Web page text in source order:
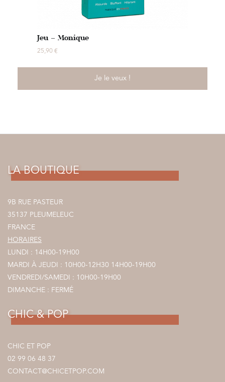
Jeu – Monique
25,90 €
Je le veux !
LA BOUTIQUE
9B RUE PASTEUR
35137 PLEUMELEUC
FRANCE
HORAIRES
LUNDI : 14H00-19H00
MARDI À JEUDI : 10H00-12H30 14H00-19H00
VENDREDI/SAMEDI : 10H00-19H00
DIMANCHE : FERMÉ
CHIC & POP
CHIC ET POP
02 99 06 48 37
CONTACT@CHICETPOP.COM